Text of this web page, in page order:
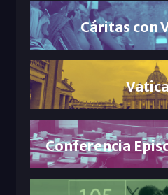
Cáritas con
Conferencia